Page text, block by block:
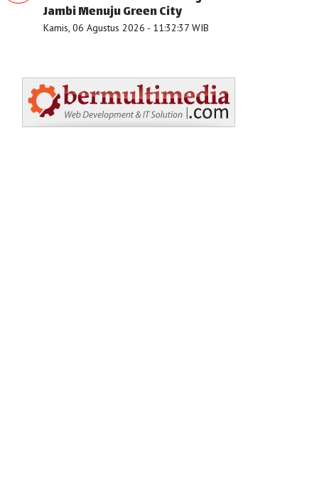
Jambi Menuju Green City
Kamis, 06 Agustus 2026 - 11:32:37 WIB